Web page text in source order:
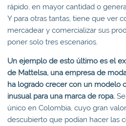
rápido, en mayor cantidad o
Y para otras tantas, tiene que ver
mercadear y comercializar sus
poner solo tres escenarios.
Un ejemplo de esto último es el
de Mattelsa, una empresa de
ha logrado crecer con un modelo
inusual para una marca de ropa.
único en Colombia, cuyo gran
descubierto que podían hacer las